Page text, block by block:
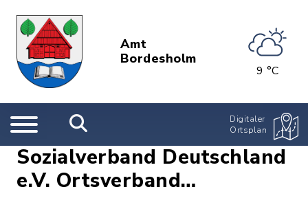
Amt
Bordesholm
9 °C
Digitaler
Ortsplan
Sozialverband Deutschland
e.V. Ortsverband